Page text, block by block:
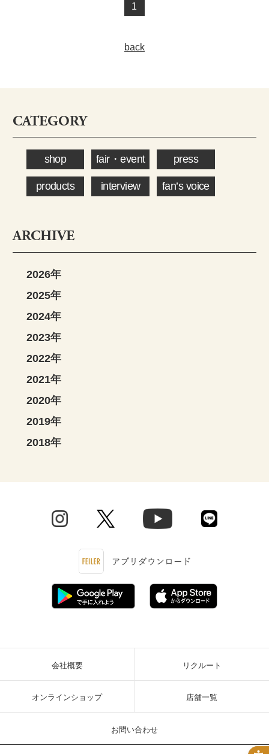
1
back
CATEGORY
shop fair・event press
products interview fan’s voice
ARCHIVE
2026年
2025年
2024年
2023年
2022年
2021年
2020年
2019年
2018年
会社概要 リクルート
オンラインショップ 店舗一覧
お問い合わせ